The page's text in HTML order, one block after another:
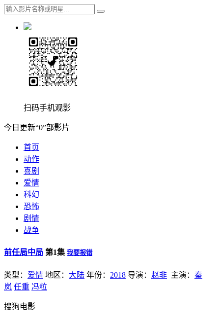
扫码手机观影
今日更新“0”部影片
首页
动作
喜剧
爱情
科幻
恐怖
剧情
战争
前任局中局 第1集 我要报错
类型： 爱情 地区： 大陆 年份： 2018 导演： 赵非 主演： 秦
岚 任重 冯粒
搜狗电影